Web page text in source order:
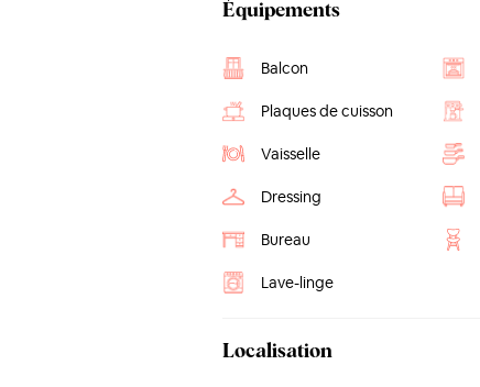
Équipements
Balcon
Plaques de cuisson
Vaisselle
Dressing
Bureau
Lave-linge
Localisation